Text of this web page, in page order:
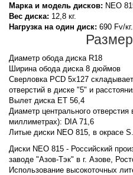
Марка и модель дисков: NEO
Вес диска: 12,8 кг.
Нагрузка на один диск: 690 Fv/кг.
Диаметр обода диска R18
Ширина обода диска 8 дюймов
Сверловка PCD 5x127
отверстий в диске "5" и
Вылет диска ET 56,4
Диаметр центрального отверстия
миллиметрах): DIA 71,6
Литые диски NEO 815, в окрасе S.
Диски NEO 815 - Российский
заводе "Азов-Тэк" в г. Азове,
Использование высокоточных